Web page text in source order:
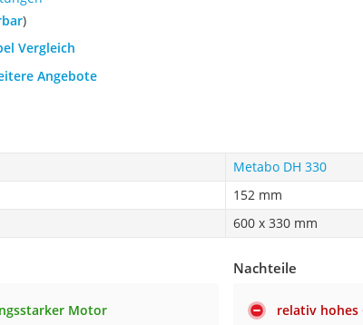
)
Vergleich
Angebote
Metabo DH 330
152 mm
600 x 330 mm
Motor
Nachteile
relativ hohes